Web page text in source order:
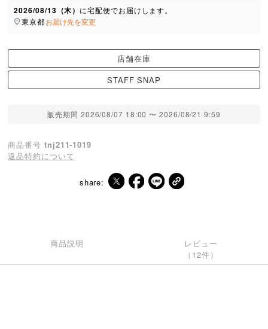
2026/08/13（木） に宅配便でお届けします。
東京都お届け先を変更
店舗在庫
STAFF SNAP
販売期間 2026/08/07 18:00 〜 2026/08/21 9:59
商品番号 tnj211-1019
返品特約について
share:
商品説明
レビュー
（12件）